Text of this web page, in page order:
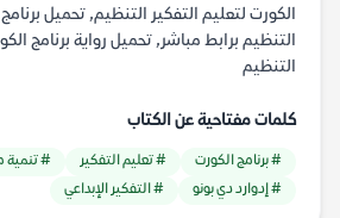
الكورت لتعليم التفكير التنظيم, تحميل
التنظيم برابط مباشر, تحميل رواية برنامج
التنظيم
كلمات مفتاحية عن الكتاب
# برنامج الكورت # تعليم التفكير
# تنمية
# إدوارد دي بونو
# التفكير الإبداعي